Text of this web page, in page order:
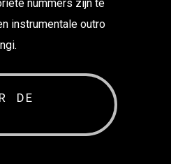
nummers zijn te
instrumentale outro
DE